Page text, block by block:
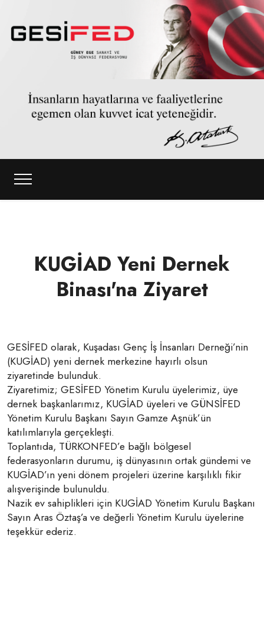
KUGİAD Yeni Dernek
Binası'na Ziyaret
GESİFED olarak, Kuşadası Genç İş İnsanları Derneği’nin
(KUGİAD) yeni dernek merkezine hayırlı olsun
ziyaretinde bulunduk.
Ziyaretimiz; GESİFED Yönetim Kurulu üyelerimiz, üye
dernek başkanlarımız, KUGİAD üyeleri ve GÜNSİFED
Yönetim Kurulu Başkanı Sayın Gamze Aşnük’ün
katılımlarıyla gerçekleşti.
Toplantıda, TÜRKONFED’e bağlı bölgesel
federasyonların durumu, iş dünyasının ortak gündemi ve
KUGİAD’ın yeni dönem projeleri üzerine karşılıklı fikir
alışverişinde bulunuldu.
Nazik ev sahiplikleri için KUGİAD Yönetim Kurulu Başkanı
Sayın Aras Öztaş’a ve değerli Yönetim Kurulu üyelerine
teşekkür ederiz.